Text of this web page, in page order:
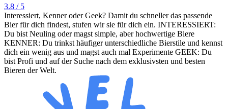
3.8 / 5
Interessiert, Kenner oder Geek? Damit du schneller das passende
Bier für dich findest, stufen wir sie für dich ein. INTERESSIERT:
Du bist Neuling oder magst simple, aber hochwertige Biere
KENNER: Du trinkst häufiger unterschiedliche Bierstile und kennst
dich ein wenig aus und magst auch mal Experimente GEEK: Du
bist Profi und auf der Suche nach dem exklusivsten und besten
Bieren der Welt.